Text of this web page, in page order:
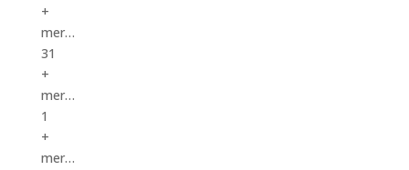
+
mer…
31
+
mer…
1
+
mer…